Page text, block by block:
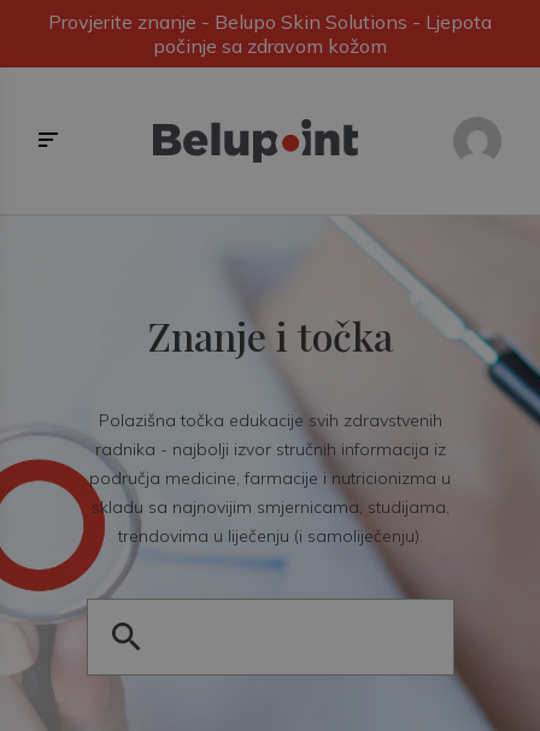
Provjerite znanje - Belupo Skin Solutions - Ljepota
počinje sa zdravom kožom
Znanje i točka
Polazišna točka edukacije svih zdravstvenih
radnika - najbolji izvor stručnih informacija iz
područja medicine, farmacije i nutricionizma u
skladu sa najnovijim smjernicama, studijama,
trendovima u liječenju (i samoliječenju).